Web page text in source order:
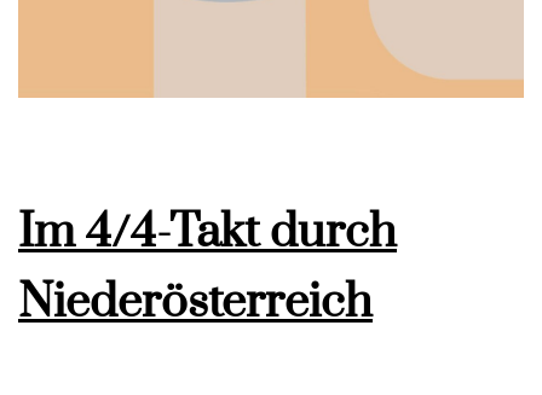
Im 4/4-Takt durch
Niederösterreich